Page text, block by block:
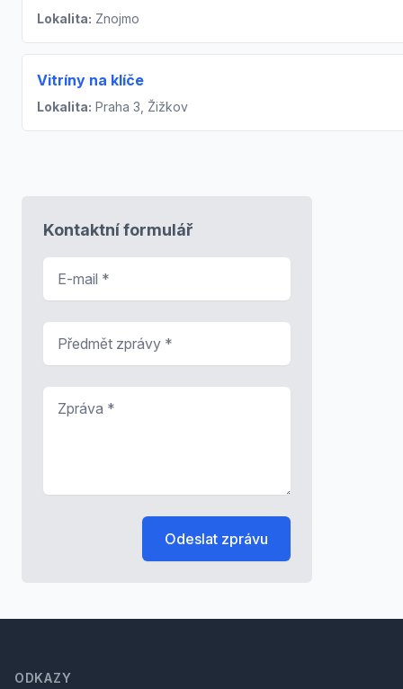
Lokalita: Znojmo
Vitríny na klíče
Lokalita: Praha 3, Žižkov
Kontaktní formulář
Odeslat zprávu
ODKAZY